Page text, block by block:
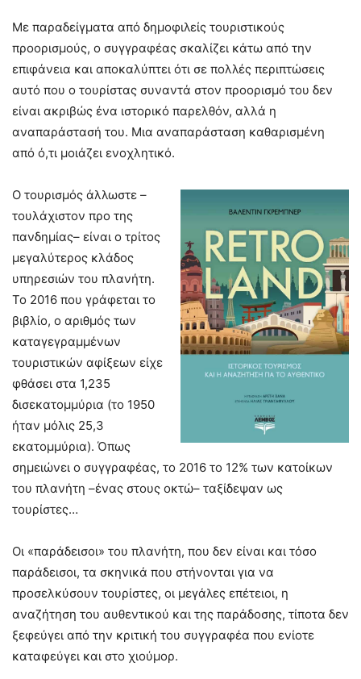
Με παραδείγματα από δημοφιλείς τουριστικούς
προορισμούς, ο συγγραφέας σκαλίζει κάτω από την
επιφάνεια και αποκαλύπτει ότι σε πολλές περιπτώσεις
αυτό που ο τουρίστας συναντά στον προορισμό του δεν
είναι ακριβώς ένα ιστορικό παρελθόν, αλλά η
αναπαράστασή του. Μια αναπαράσταση καθαρισμένη
από ό,τι μοιάζει ενοχλητικό.
Ο τουρισμός άλλωστε –
τουλάχιστον προ της
πανδημίας– είναι ο τρίτος
μεγαλύτερος κλάδος
υπηρεσιών του πλανήτη.
Το 2016 που γράφεται το
βιβλίο, ο αριθμός των
καταγεγραμμένων
τουριστικών αφίξεων είχε
φθάσει στα 1,235
δισεκατομμύρια (το 1950
ήταν μόλις 25,3
εκατομμύρια). Όπως
σημειώνει ο συγγραφέας, το 2016 το 12% των κατοίκων
του πλανήτη –ένας στους οκτώ– ταξίδεψαν ως
τουρίστες…
Οι «παράδεισοι» του πλανήτη, που δεν είναι και τόσο
παράδεισοι, τα σκηνικά που στήνονται για να
προσελκύσουν τουρίστες, οι μεγάλες επέτειοι, η
αναζήτηση του αυθεντικού και της παράδοσης, τίποτα δεν
ξεφεύγει από την κριτική του συγγραφέα που ενίοτε
καταφεύγει και στο χιούμορ.